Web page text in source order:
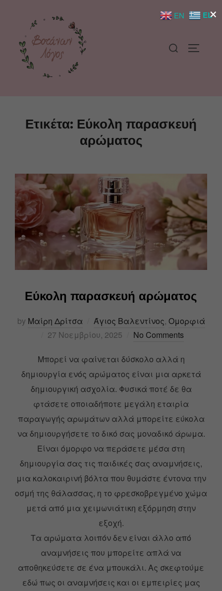
Ετικέτα: Εύκολη παρασκευή
αρώματος
Εύκολη παρασκευή αρώματος
by Μαίρη Δρίτσα Άγιος Βαλεντίνος, Ομορφιά
27 Νοεμβρίου, 2025
No Comments
Μπορεί να φαίνεται δύσκολο αλλά η
δημιουργία ενός αρώματος είναι μια αρκετά
δημιουργική ασχολία. Φυσικά ποτέ δε θα
φτάσετε οποιαδήποτε μεγάλη εταιρία
παραγωγής αρωμάτων αλλά μπορείτε εύκολα
να δημιουργήσετε το δικό σας μοναδικό άρωμα.
Είναι όμορφο να περάσετε μέσα στη
δημιουργία σας τις παιδικές σας αναμνήσεις,
μια καλοκαιρινή βόλτα που θυμάστε έντονα την
οσμή της θάλασσας, η το φρεσκοβρεγμένο χώμα
μετά από μια χειμωνιάτικη εξόρμηση στην
εξοχή.
Τα αρώματα λοιπόν δεν είναι άλλο από
αναμνήσεις που μπορείτε απλά να
αποθηκεύσετε σε ένα μπουκάλι. Ας σκεφτούμε
εδώ πως οι αναμνήσεις και οι εμπειρίες μας
×
EN EL